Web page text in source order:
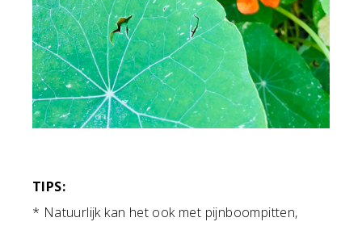
TIPS:
* Natuurlijk kan het ook met pijnboompitten,